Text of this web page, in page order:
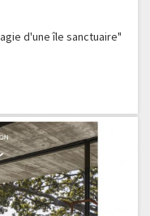
d'une île sanctuaire"